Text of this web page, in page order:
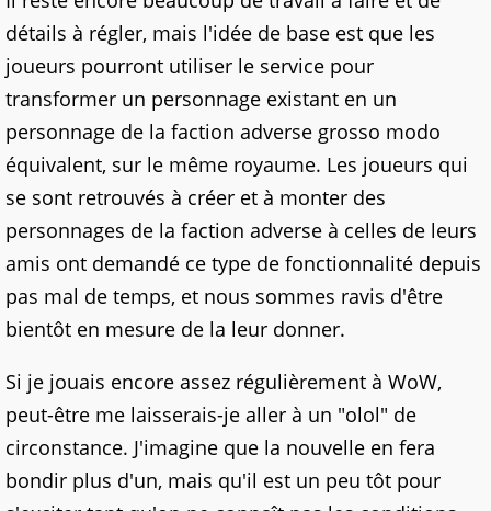
détails à régler, mais l'idée de base est que les
joueurs pourront utiliser le service pour
transformer un personnage existant en un
personnage de la faction adverse grosso modo
équivalent, sur le même royaume. Les joueurs qui
se sont retrouvés à créer et à monter des
personnages de la faction adverse à celles de leurs
amis ont demandé ce type de fonctionnalité depuis
pas mal de temps, et nous sommes ravis d'être
bientôt en mesure de la leur donner.
Si je jouais encore assez régulièrement à WoW,
peut-être me laisserais-je aller à un "olol" de
circonstance. J'imagine que la nouvelle en fera
bondir plus d'un, mais qu'il est un peu tôt pour